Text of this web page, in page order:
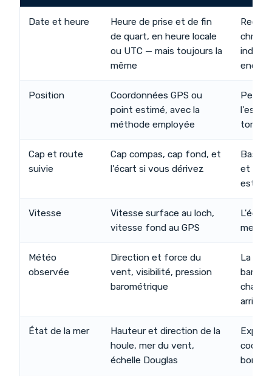
Date et heure
Heure de prise et de fin
de quart, en heure locale
ou UTC — mais toujours la
même
Position
Coordonnées GPS ou
point estimé, avec la
méthode employée
tombe
Cap et route
suivie
Cap compas, cap fond, et
l'écart si vous dérivez
Base
et de
Vitesse
Vitesse surface au loch,
vitesse fond au GPS
Météo
observée
Direction et force du
vent, visibilité, pression
barométrique
La
arrive
État de la mer
Hauteur et direction de la
houle, mer du vent,
échelle Douglas
coque
bord